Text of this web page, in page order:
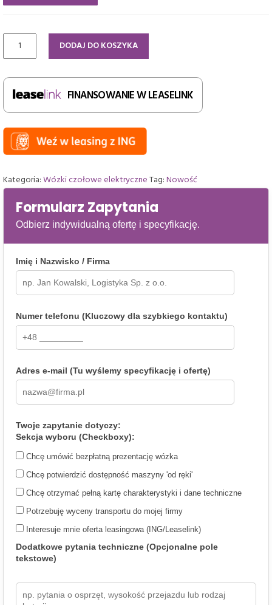
ilość
widłowy
AntOn
by
Jungheinrich
CBH
2.5
masztem
4800
mm,
półkabina
DODAJ DO KOSZYKA
FINANSOWANIE W LEASELINK
Kategoria:Wózki czołowe elektryczneTag:Nowość
Formularz Zapytania
Odbierz indywidualną ofertę i specyfikację.
Imię i Nazwisko / Firma
Numer telefonu (Kluczowy dla szybkiego kontaktu)
Adres e-mail (Tu wyślemy specyfikację i ofertę)
Twoje zapytanie dotyczy:
Sekcja wyboru (Checkboxy):
Chcę umówić bezpłatną prezentację wózka
Chcę potwierdzić dostępność maszyny 'od ręki'
Chcę otrzymać pełną kartę charakterystyki i dane techniczne
Potrzebuję wyceny transportu do mojej firmy
Interesuje mnie oferta leasingowa (ING/Leaselink)
Dodatkowe pytania techniczne (Opcjonalne pole
tekstowe)